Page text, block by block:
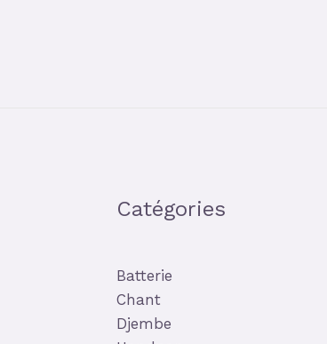
Catégories
Batterie
Chant
Djembe